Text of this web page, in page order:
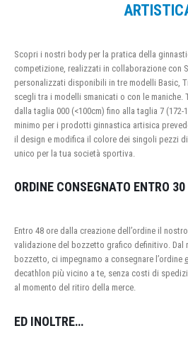
Scopri i nostri body per la pratica della
competizione, realizzati in collaborazione con
personalizzati disponibili in tre modelli Basic,
scegli tra i modelli smanicati o con le
dalla taglia 000 (<100cm) fino alla taglia 7 (172-
minimo per i prodotti ginnastica artisica
il design e modifica il colore dei singoli pezzi
unico per la tua società sportiva.
ORDINE CONSEGNATO ENTRO
Entro 48 ore dalla creazione dell’ordine il
validazione del bozzetto grafico definitivo. Dal
bozzetto, ci impegnamo a consegnare l’ordine
decathlon più vicino a te, senza costi di
al momento del ritiro della merce.
ED INOLTRE…